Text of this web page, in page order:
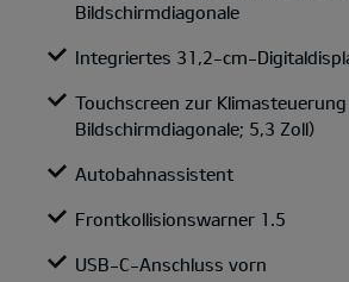
Bildschirmdiagonale
Integriertes 31,2-cm-
Touchscreen zur
Bildschirmdiagonale; 5,3 Zoll)
Autobahnassistent
Frontkollisionswarner 1.5
USB-C-Anschluss vorn